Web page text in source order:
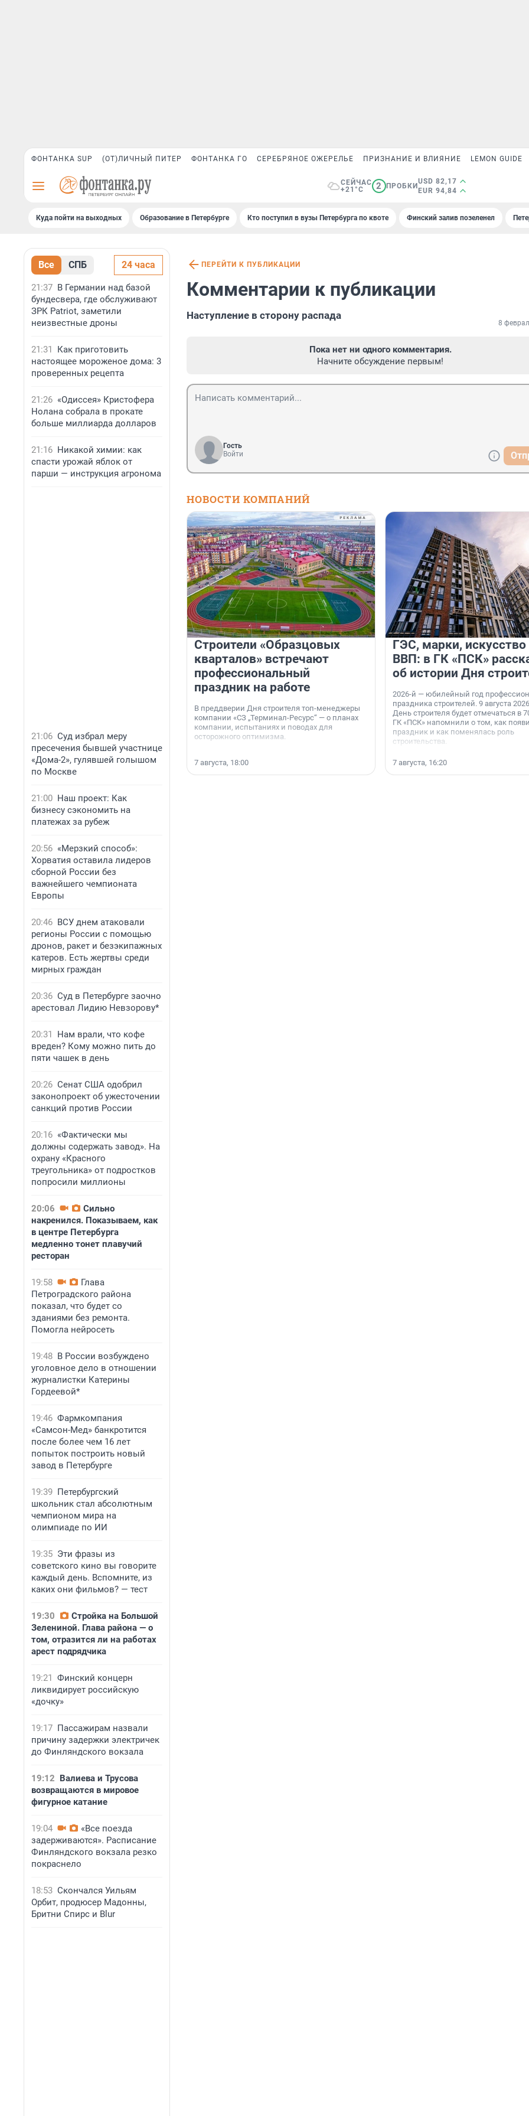
ФОНТАНКА SUP (ОТ)ЛИЧНЫЙ ПИТЕР ФОНТАНКА ГО СЕРЕБРЯНОЕ ОЖЕРЕЛЬЕ ПРИЗНАНИЕ И ВЛИЯНИЕ LEMON GUIDE
СЕЙЧАС
+21°C
2 ПРОБКИ
USD 82,17
EUR 94,84
Куда пойти на выходных Образование в Петербурге Кто поступил в вузы Петербурга по квоте Финский залив позеленел
Все СПБ 24 часа
21:37 В Германии над базой
бундесвера, где обслуживают
ЗРК Patriot, заметили
неизвестные дроны
21:31
Как приготовить
настоящее мороженое дома: 3
проверенных рецепта
21:26 «Одиссея» Кристофера
Нолана собрала в прокате
больше миллиарда долларов
21:16 Никакой химии: как
спасти урожай яблок от
парши — инструкция агронома
21:06 Суд избрал меру
пресечения бывшей участнице
«Дома-2», гулявшей голышом
по Москве
21:00 Наш проект: Как
бизнесу сэкономить на
платежах за рубеж
20:56 «Мерзкий способ»:
Хорватия оставила лидеров
сборной России без
важнейшего чемпионата
Европы
20:46 ВСУ днем атаковали
регионы России с помощью
дронов, ракет и безэкипажных
катеров. Есть жертвы среди
мирных граждан
20:36 Суд в Петербурге заочно
арестовал Лидию Невзорову*
20:31
Нам врали, что кофе
вреден? Кому можно пить до
пяти чашек в день
20:26 Сенат США одобрил
законопроект об ужесточении
санкций против России
20:16 «Фактически мы
должны содержать завод». На
охрану «Красного
треугольника» от подростков
попросили миллионы
20:06
Сильно
накренился. Показываем, как
в центре Петербурга
медленно тонет плавучий
ресторан
19:58
Глава
Петроградского района
показал, что будет со
зданиями без ремонта.
Помогла нейросеть
19:48 В России возбуждено
уголовное дело в отношении
журналистки Катерины
Гордеевой*
19:46 Фармкомпания
«Самсон-Мед» банкротится
после более чем 16 лет
попыток построить новый
завод в Петербурге
19:39 Петербургский
школьник стал абсолютным
чемпионом мира на
олимпиаде по ИИ
19:35 Эти фразы из
советского кино вы говорите
каждый день. Вспомните, из
каких они фильмов? — тест
19:30
Стройка на Большой
Зелениной. Глава района — о
том, отразится ли на работах
арест подрядчика
19:21 Финский концерн
ликвидирует российскую
«дочку»
19:17 Пассажирам назвали
причину задержки электричек
до Финляндского вокзала
19:12 Валиева и Трусова
возвращаются в мировое
фигурное катание
19:04
«Все поезда
задерживаются». Расписание
Финляндского вокзала резко
покраснело
18:53 Скончался Уильям
Орбит, продюсер Мадонны,
Бритни Спирс и Blur
ПЕРЕЙТИ К ПУБЛИКАЦИИ
Комментарии к публикации
Наступление в сторону распада
8
Пока нет ни одного комментария.
Начните обсуждение первым!
Гость
Войти
НОВОСТИ КОМПАНИЙ
Строители «Образцовых
кварталов» встречают
профессиональный
праздник на работе
В преддверии Дня строителя топ-менеджеры
компании «СЗ „Терминал-Ресурс“ — о планах
компании, испытаниях и поводах для
осторожного оптимизма.
7 августа, 18:00
ГЭС, марки, искусство
ВВП: в ГК «ПСК»
об истории Дня
2026-й — юбилейный год
праздника строителей. 9 августа
День строителя будет отмечаться в
ГК «ПСК» напомнили о том, как
праздник и как поменялась роль
строительства.
7 августа, 16:20